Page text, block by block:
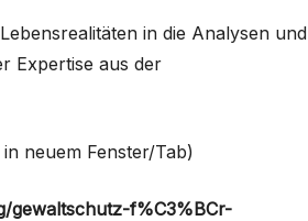
in die Analysen und
Expertise aus der
neuem Fenster/Tab)
gewaltschutz-f%C3%BCr-